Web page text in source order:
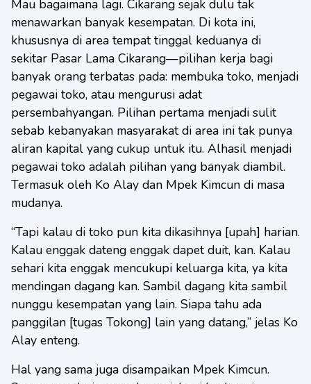
Mau bagaimana lagi. Cikarang sejak dulu tak
menawarkan banyak kesempatan. Di kota ini,
khususnya di area tempat tinggal keduanya di
sekitar Pasar Lama Cikarang—pilihan kerja bagi
banyak orang terbatas pada: membuka toko, menjadi
pegawai toko, atau mengurusi adat
persembahyangan. Pilihan pertama menjadi sulit
sebab kebanyakan masyarakat di area ini tak punya
aliran kapital yang cukup untuk itu. Alhasil menjadi
pegawai toko adalah pilihan yang banyak diambil.
Termasuk oleh Ko Alay dan Mpek Kimcun di masa
mudanya.
“Tapi kalau di toko pun kita dikasihnya [upah] harian.
Kalau enggak dateng enggak dapet duit, kan. Kalau
sehari kita enggak mencukupi keluarga kita, ya kita
mendingan dagang kan. Sambil dagang kita sambil
nunggu kesempatan yang lain. Siapa tahu ada
panggilan [tugas Tokong] lain yang datang,” jelas Ko
Alay enteng.
Hal yang sama juga disampaikan Mpek Kimcun.